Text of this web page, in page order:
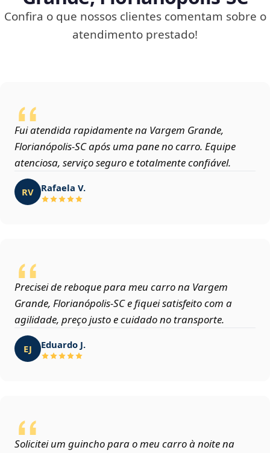
Confira o que nossos clientes comentam sobre o
atendimento prestado!
Fui atendida rapidamente na Vargem Grande,
Florianópolis‑SC após uma pane no carro. Equipe
atenciosa, serviço seguro e totalmente confiável.
RV Rafaela V.
Precisei de reboque para meu carro na Vargem
Grande, Florianópolis‑SC e fiquei satisfeito com a
agilidade, preço justo e cuidado no transporte.
EJ Eduardo J.
Solicitei um guincho para o meu carro à noite na